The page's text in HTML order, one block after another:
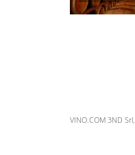
VINO.COM 3ND